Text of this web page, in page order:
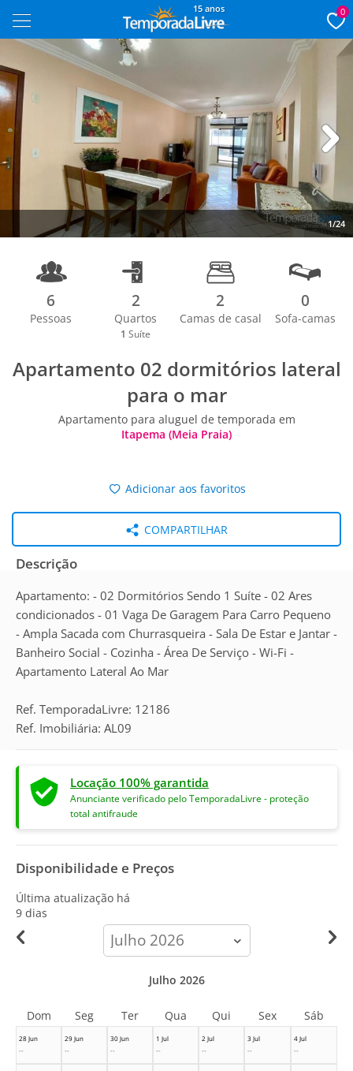
15 anos 0
1/24
Next
6
Pessoas
2
Quartos
1 Suíte
2
Camas de casal
0
Sofa-camas
Apartamento 02 dormitórios lateral
para o mar
Apartamento para aluguel de temporada em
Itapema (Meia Praia)
Adicionar aos favoritos
COMPARTILHAR
Descrição
Apartamento: - 02 Dormitórios Sendo 1 Suíte - 02 Ares
condicionados - 01 Vaga De Garagem Para Carro Pequeno
- Ampla Sacada com Churrasqueira - Sala De Estar e Jantar -
Banheiro Social - Cozinha - Área De Serviço - Wi-Fi -
Apartamento Lateral Ao Mar
Ref. TemporadaLivre: 12186
Ref. Imobiliária: AL09
Locação 100% garantida
Anunciante verificado pelo TemporadaLivre - proteção
total antifraude
Disponibilidade e Preços
Última atualização há
9 dias
calendar-
month
28 Jun
--
29 Jun
--
30 Jun
--
1 Jul
--
2 Jul
--
3 Jul
--
4 Jul
--
Julho 2026
Dom Seg Ter Qua Qui Sex Sáb